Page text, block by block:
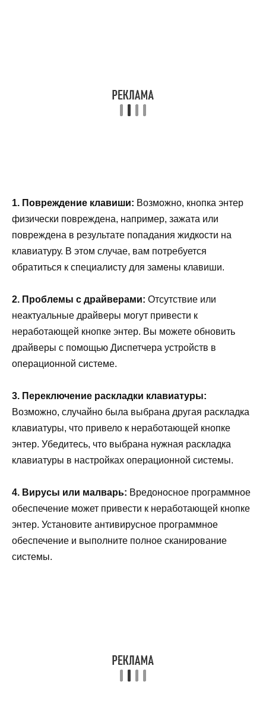
1. Повреждение клавиши: Возможно, кнопка энтер
физически повреждена, например, зажата или
повреждена в результате попадания жидкости на
клавиатуру. В этом случае, вам потребуется
обратиться к специалисту для замены клавиши.
2. Проблемы с драйверами: Отсутствие или
неактуальные драйверы могут привести к
неработающей кнопке энтер. Вы можете обновить
драйверы с помощью Диспетчера устройств в
операционной системе.
3. Переключение раскладки клавиатуры:
Возможно, случайно была выбрана другая раскладка
клавиатуры, что привело к неработающей кнопке
энтер. Убедитесь, что выбрана нужная раскладка
клавиатуры в настройках операционной системы.
4. Вирусы или малварь: Вредоносное программное
обеспечение может привести к неработающей кнопке
энтер. Установите антивирусное программное
обеспечение и выполните полное сканирование
системы.